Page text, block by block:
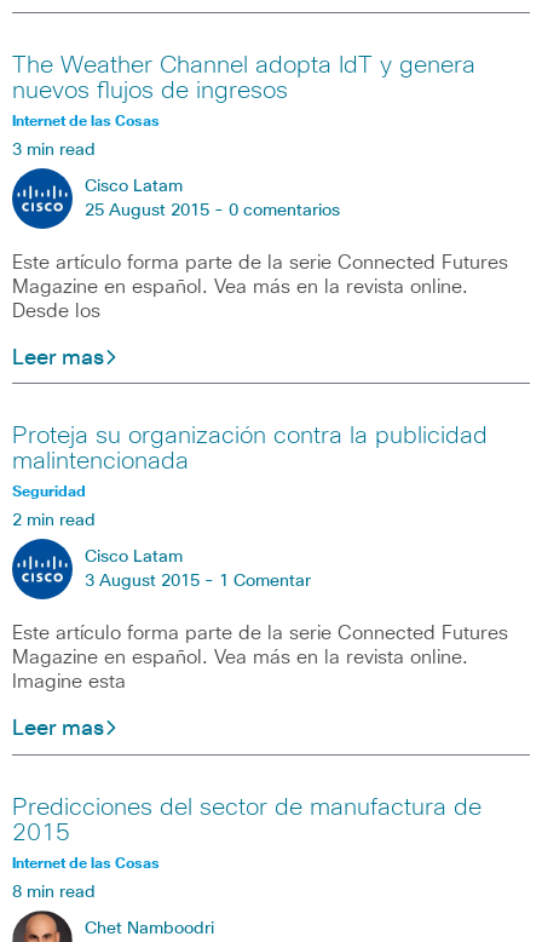
The Weather Channel adopta IdT y genera
nuevos flujos de ingresos
Internet de las Cosas
3 min read
Cisco Latam
25 August 2015 - 0 comentarios
Este artículo forma parte de la serie Connected Futures
Magazine en español. Vea más en la revista online.
Desde los
Leer mas
Proteja su organización contra la publicidad
malintencionada
Seguridad
2 min read
Cisco Latam
3 August 2015 - 1 Comentar
Este artículo forma parte de la serie Connected Futures
Magazine en español. Vea más en la revista online.
Imagine esta
Leer mas
Predicciones del sector de manufactura de
2015
Internet de las Cosas
8 min read
Chet Namboodri